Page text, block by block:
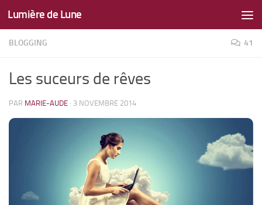
Skip to content
Lumière de Lune
BLOGGING 41
Les suceurs de rêves
PAR MARIE-AUDE · 3 NOVEMBRE 2014